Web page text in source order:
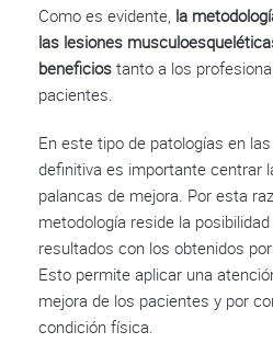
Como es evidente, la
las lesiones
beneficios tanto a los
pacientes.
En este tipo de patologías en
definitiva es importante centrar
palancas de mejora. Por esta
metodología reside la
resultados con los obtenidos
Esto permite aplicar una
mejora de los pacientes y por
condición física.